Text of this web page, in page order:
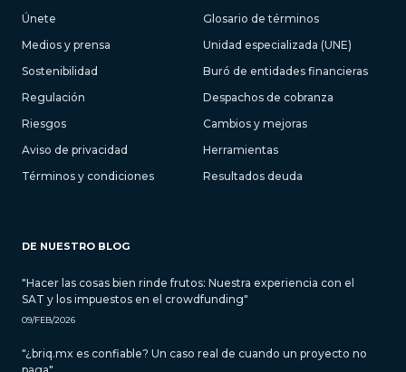
Únete
Medios y prensa
Sostenibilidad
Regulación
Riesgos
Aviso de privacidad
Términos y condiciones
Glosario de términos
Unidad especializada (UNE)
Buró de entidades financieras
Despachos de cobranza
Cambios y mejoras
Herramientas
Resultados deuda
DE NUESTRO BLOG
"Hacer las cosas bien rinde frutos: Nuestra experiencia con el
SAT y los impuestos en el crowdfunding"
09/FEB/2026
"¿briq.mx es confiable? Un caso real de cuando un proyecto no